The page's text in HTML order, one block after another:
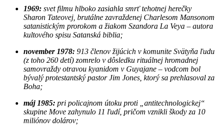
1969: svet filmu hlboko zasiahla smrť tehotnej herečky
Sharon Tateovej, brutálne zavraždenej Charlesom Mansonom
satanistickým prorokom a žiakom Szandora La Veya – autora
kultového spisu Satanská biblia;
november 1978: 913 členov žijúcich v komunite Svätyňa ľudu
(z toho 260 detí) zomrelo v dôsledku rituálnej hromadnej
samovraždy otravou kyanidom v Guyajane – vodcom bol
bývalý protestantský pastor Jim Jones, ktorý sa prehlasoval za
Boha;
máj 1985: pri policajnom útoku proti „antitechnologickej“
skupine Move zahynulo 11 ľudí, pričom vznikli škody za 10
miliónov dolárov;